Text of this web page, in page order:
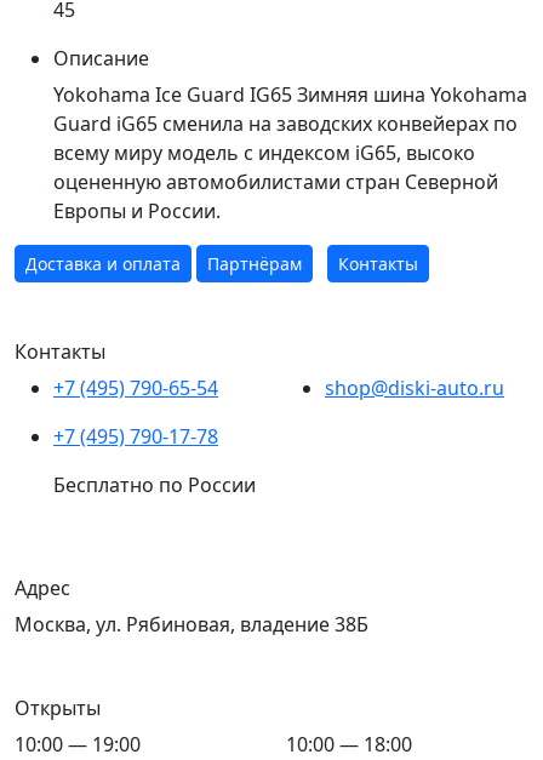
45
Описание
Yokohama Ice Guard IG65 Зимняя шина Yokohama
Guard iG65 сменила на заводских конвейерах по
всему миру модель с индексом iG65, высоко
оцененную автомобилистами стран Северной
Европы и России.
Доставка и оплата Партнёрам Контакты
Контакты
+7 (495) 790-65-54
+7 (495) 790-17-78
Бесплатно по России
shop@diski-auto.ru
Адрес
Москва, ул. Рябиновая, владение 38Б
Открыты
10:00 — 19:00
10:00 — 18:00